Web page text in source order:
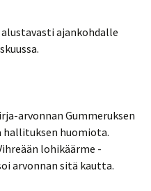
ajankohdalle
arvonnan Gummeruksen
hallituksen huomiota.
lohikäärme -
arvonnan sitä kautta.